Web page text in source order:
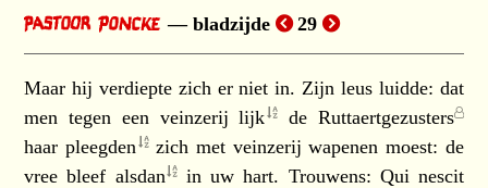
bladzijde 29
Maar hij verdiepte zich er niet in. Zijn leus luidde: dat
men tegen een veinzerijlijk de Ruttaertgezusters
haarpleegden zich met veinzerij wapenen moest: de
vree bleef alsdan in uw hart. Trouwens: Qui nescit